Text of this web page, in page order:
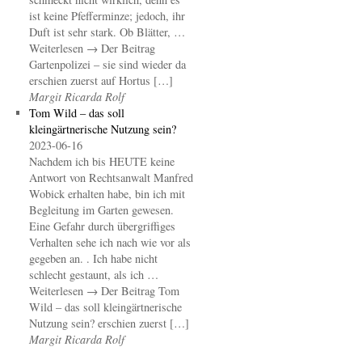
ist keine Pfefferminze; jedoch, ihr
Duft ist sehr stark. Ob Blätter, …
Weiterlesen → Der Beitrag
Gartenpolizei – sie sind wieder da
erschien zuerst auf Hortus […]
Margit Ricarda Rolf
Tom Wild – das soll
kleingärtnerische Nutzung sein?
2023-06-16
Nachdem ich bis HEUTE keine
Antwort von Rechtsanwalt Manfred
Wobick erhalten habe, bin ich mit
Begleitung im Garten gewesen.
Eine Gefahr durch übergriffiges
Verhalten sehe ich nach wie vor als
gegeben an. . Ich habe nicht
schlecht gestaunt, als ich …
Weiterlesen → Der Beitrag Tom
Wild – das soll kleingärtnerische
Nutzung sein? erschien zuerst […]
Margit Ricarda Rolf